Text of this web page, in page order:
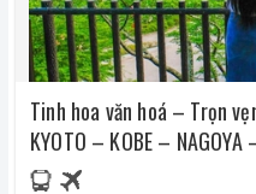
Tinh hoa văn hoá – Trọn
KYOTO – KOBE –